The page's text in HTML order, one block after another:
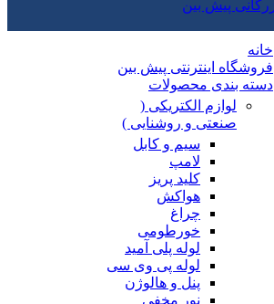
خانه
فروشگاه اینترنتی پیش بین
دسته بندی محصولات
لوازم الکتریکی (
صنعتی و روشنایی )
سیم و کابل
لامپ
کلید پریز
هواکش
چراغ
خورطومی
لوله پلی آمید
لوله پی وی سی
پنل و هالوژن
نور مخفی